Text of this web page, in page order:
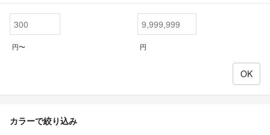
円〜 円
カラーで絞り込み